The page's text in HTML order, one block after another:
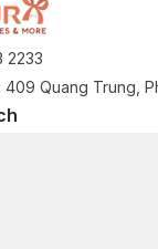
2233
409 Quang Trung,